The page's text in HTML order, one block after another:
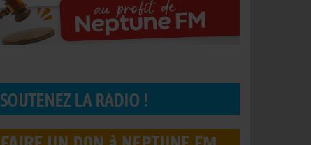
SOUTENEZ LA RADIO !